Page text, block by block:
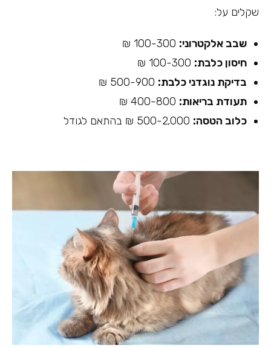
שקלים על:
שבב אלקטרוני:
חיסון כלבת:
בדיקת נוגדני כלבת:
תעודת בריאות:
כלוב הטסה: